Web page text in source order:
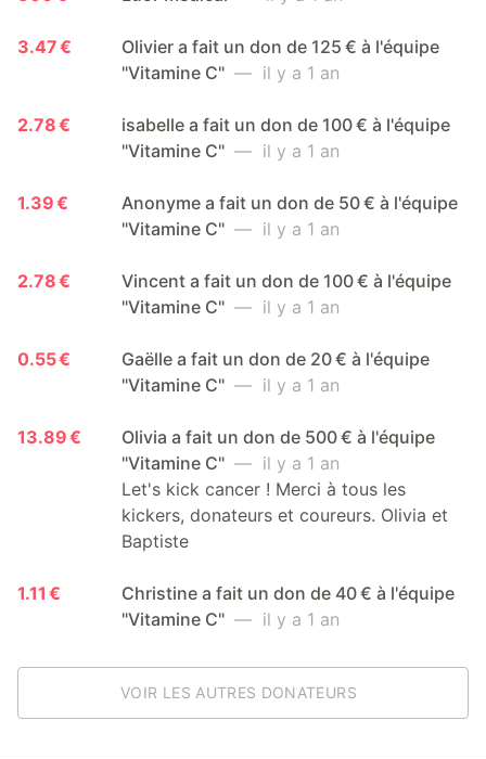
3.47 €
Olivier a fait un don de 125 € à l'équipe
"Vitamine C" — il y a 1 an
2.78 €
isabelle a fait un don de 100 € à l'équipe
"Vitamine C" — il y a 1 an
1.39 €
Anonyme a fait un don de 50 € à l'équipe
"Vitamine C" — il y a 1 an
2.78 €
Vincent a fait un don de 100 € à l'équipe
"Vitamine C" — il y a 1 an
0.55 €
Gaëlle a fait un don de 20 € à l'équipe
"Vitamine C" — il y a 1 an
13.89 €
Olivia a fait un don de 500 € à l'équipe
"Vitamine C" — il y a 1 an
Let's kick cancer ! Merci à tous les
kickers, donateurs et coureurs. Olivia et
Baptiste
1.11 €
Christine a fait un don de 40 € à l'équipe
"Vitamine C" — il y a 1 an
VOIR LES AUTRES DONATEURS